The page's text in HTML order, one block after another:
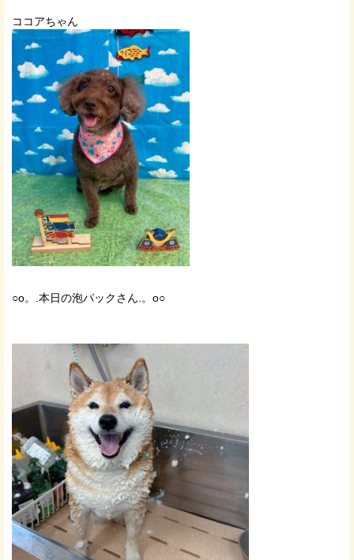
ココアちゃん
○o。.本日の泡パックさん.。o○